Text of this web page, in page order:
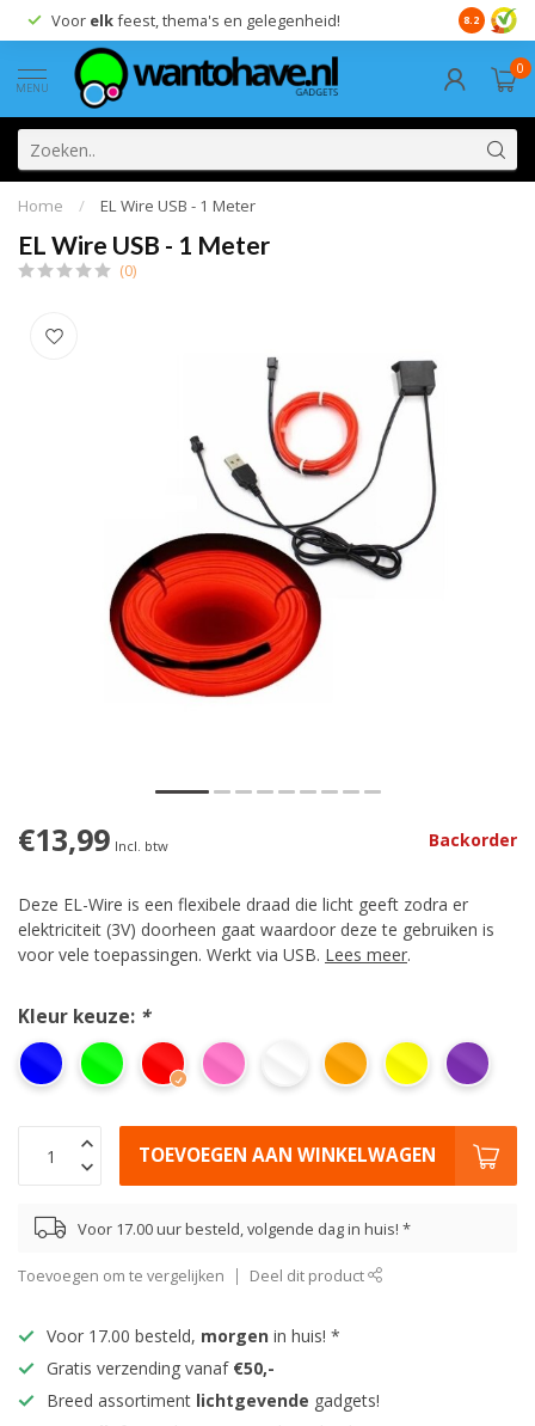
Voor elkfeest, thema's en gelegenheid! 8.2
MENU
0
Home / EL Wire USB - 1 Meter
EL Wire USB - 1 Meter
(0)
€13,99 Incl. btw Backorder
Deze EL-Wire is een flexibele draad die licht geeft zodra er
elektriciteit (3V) doorheen gaat waardoor deze te gebruiken is
voor vele toepassingen. Werkt via USB. Lees meer.
Kleur keuze: *
TOEVOEGEN AAN WINKELWAGEN
Voor 17.00 uur besteld, volgende dag in huis! *
Toevoegen om te vergelijken Deel dit product
Voor 17.00 besteld, morgen in huis! *
Gratis verzending vanaf €50,-
Breed assortiment lichtgevende gadgets!